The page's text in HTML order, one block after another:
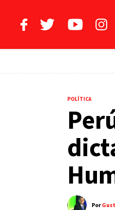
POLÍTICA
Por